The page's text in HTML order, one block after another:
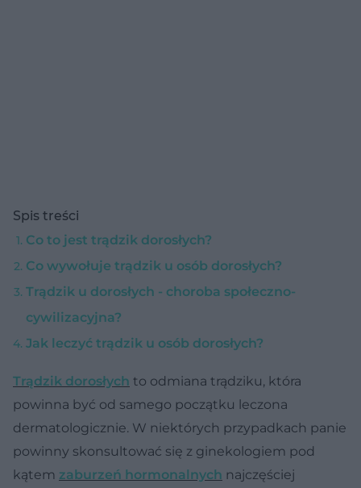
Spis treści
Co to jest trądzik dorosłych?
Co wywołuje trądzik u osób dorosłych?
Trądzik u dorosłych - choroba społeczno-
cywilizacyjna?
Jak leczyć trądzik u osób dorosłych?
Trądzik dorosłych to odmiana trądziku, która
powinna być od samego początku leczona
dermatologicznie. W niektórych przypadkach panie
powinny skonsultować się z ginekologiem pod
kątem zaburzeń hormonalnych najczęściej